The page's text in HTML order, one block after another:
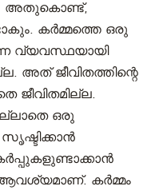
അതുകൊണ്ട്,
കർമ്മത്തെ ഒരു
വ്യവസ്ഥയായി
അത് ജീവിതത്തിന്റെ
ജീവിതമില്ല.
ഒരു
കർമ്മം